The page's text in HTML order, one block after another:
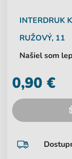
INTERDRUK
RUŽOVÝ, 11
Našiel som
0,90 €